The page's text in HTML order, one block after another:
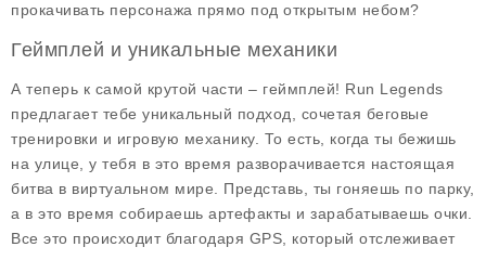
прокачивать персонажа прямо под открытым небом?
Геймплей и уникальные механики
А теперь к самой крутой части – геймплей! Run Legends
предлагает тебе уникальный подход, сочетая беговые
тренировки и игровую механику. То есть, когда ты бежишь
на улице, у тебя в это время разворачивается настоящая
битва в виртуальном мире. Представь, ты гоняешь по парку,
а в это время собираешь артефакты и зарабатываешь очки.
Все это происходит благодаря GPS, который отслеживает